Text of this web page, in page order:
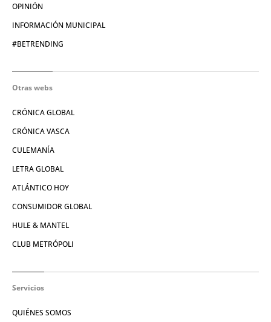
OPINIÓN
INFORMACIÓN MUNICIPAL
#BETRENDING
Otras webs
CRÓNICA GLOBAL
CRÓNICA VASCA
CULEMANÍA
LETRA GLOBAL
ATLÁNTICO HOY
CONSUMIDOR GLOBAL
HULE & MANTEL
CLUB METRÓPOLI
Servicios
QUIÉNES SOMOS